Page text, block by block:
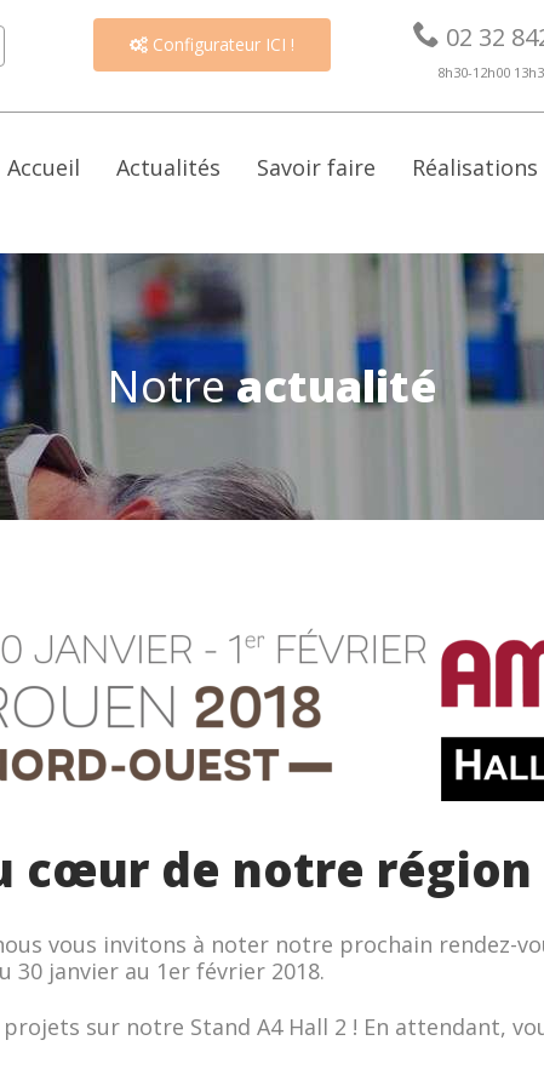
 Configurateur ICI !  02 32
8h30-12h00
Accueil Actualités Savoir faire Réalisations
Notreactualité
cœur de notre région
vous invitons à noter notre prochain rendez-
30 janvier au 1er février 2018.
sur notre Stand A4 Hall 2 ! En attendant,